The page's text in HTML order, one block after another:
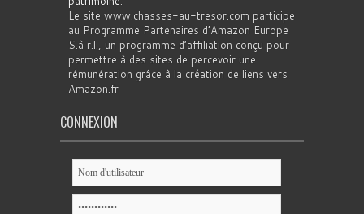
Le site www.chasses-au-tresor.com participe
au Programme Partenaires d’Amazon Europe
S.à r.l., un programme d’affiliation conçu pour
permettre à des sites de percevoir une
rémunération grâce à la création de liens vers
Amazon.fr
CONNEXION